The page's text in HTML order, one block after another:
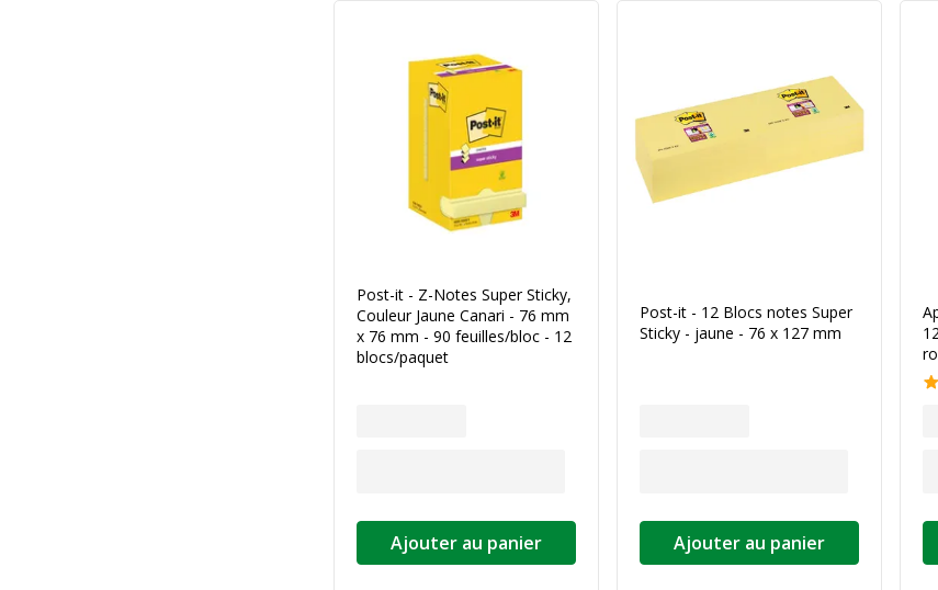
Post-it - Z-Notes Super Sticky,
Couleur Jaune Canari - 76 mm
x 76 mm - 90 feuilles/bloc - 12
blocs/paquet
Ajouter au panier
Post-it - 12 Blocs notes Super
Sticky - jaune - 76 x 127 mm
Ajouter au panier